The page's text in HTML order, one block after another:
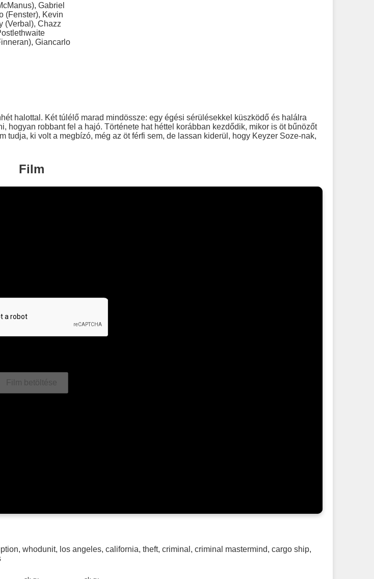
,Gabriel
(Fenster), Kevin
(Verbal),Chazz
,Giancarlo
halottal. Két túlélő marad mindössze: egy égési sérülésekkel küszködő és halálra
hogyan robbant fel a hajó. Története hat héttel korábban kezdődik, mikor is öt bűnözőt
tudja, ki volt a megbízó, még az öt férfi sem, de lassan kiderül, hogy Keyzer Soze-nak,
Film
Film betöltése
, whodunit, los angeles, california, theft, criminal , criminal mastermind, cargo ship,